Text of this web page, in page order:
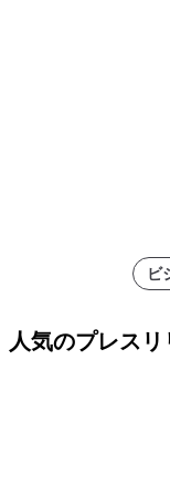
ビ
人気のプレスリ